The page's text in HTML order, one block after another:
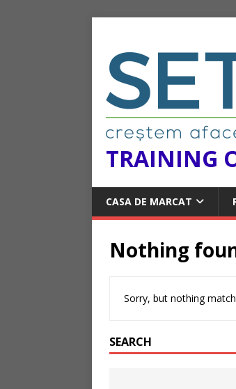
TRAINING
CASA DE MARCAT
Nothing
Sorry, but nothing
SEARCH